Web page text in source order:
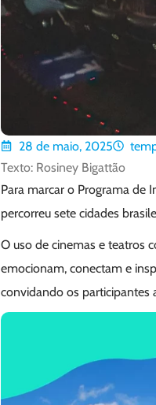
28 de maio, 2025
Texto: Rosiney Bigattão
Para marcar o Programa de
percorreu sete cidades
O uso de cinemas e teatros
emocionam, conectam e
convidando os participantes